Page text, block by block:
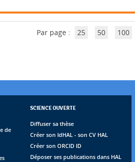
Par page : 25 50 100
de
SCIENCE OUVERTE
Diffuser sa thèse
Créer son IdHAL - son CV HAL
Créer son ORCID ID
Déposer ses publications dans HAL